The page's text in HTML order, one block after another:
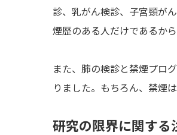
診、乳がん検診、子宮頸が
煙歴のある人だけであるか
また、肺の検診と禁煙プロ
りました。もちろん、禁煙
研究の限界に関する